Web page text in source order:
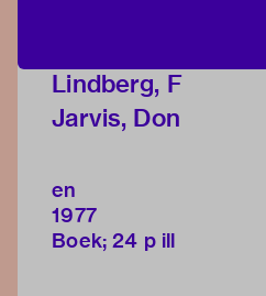
Lindberg, F
Jarvis, Don
en
1977
Boek; 24 p ill